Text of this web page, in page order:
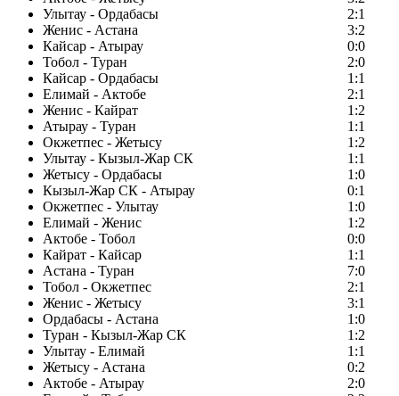
Улытау - Ордабасы
2:1
Женис - Астана
3:2
Кайсар - Атырау
0:0
Тобол - Туран
2:0
Кайсар - Ордабасы
1:1
Елимай - Актобе
2:1
Женис - Кайрат
1:2
Атырау - Туран
1:1
Окжетпес - Жетысу
1:2
Улытау - Кызыл-Жар СК
1:1
Жетысу - Ордабасы
1:0
Кызыл-Жар СК - Атырау
0:1
Окжетпес - Улытау
1:0
Елимай - Женис
1:2
Актобе - Тобол
0:0
Кайрат - Кайсар
1:1
Астана - Туран
7:0
Тобол - Окжетпес
2:1
Женис - Жетысу
3:1
Ордабасы - Астана
1:0
Туран - Кызыл-Жар СК
1:2
Улытау - Елимай
1:1
Жетысу - Астана
0:2
Актобе - Атырау
2:0